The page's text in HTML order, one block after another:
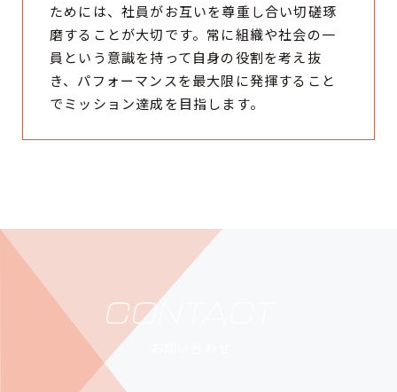
ためには、社員がお互いを尊重し合い切磋琢
磨することが大切です。常に組織や社会の一
員という意識を持って自身の役割を考え抜
き、パフォーマンスを最大限に発揮すること
でミッション達成を目指します。
CONTACT